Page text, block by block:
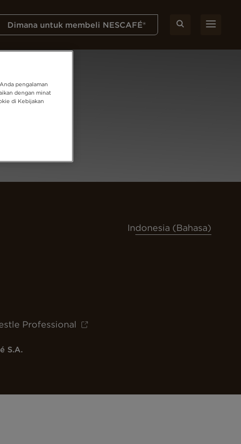
Dimana untuk membeli NESCAFÉ®
Indonesia (Bahasa)
Professional
S.A.
pengalaman
dengan minat
di Kebijakan